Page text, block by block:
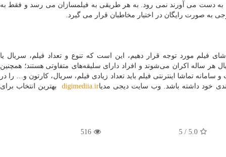
به دست می آورند نمی رود. به هر طریقی به فیلمسازان می رسد و فقط به
به صورت رایگان در اختیار مخاطبان قرار می گیرد.
فیلم مورد توجه قرار دهیم، این است که تنوع و تعداد فیلم، سریال یا
هر ساله اکران می‌شوند و افراد دارای سلیقه‌های متفاوتی هستند؛ همچنین
تماشا اینترنتی فیلم باید تعداد زیادی فیلم، سریال، کارتون و… را در
خود داشته باشد. وب سایت دیجی مدیاdigimediia.irبهترین انتخاب برای
5.0
/
5
516